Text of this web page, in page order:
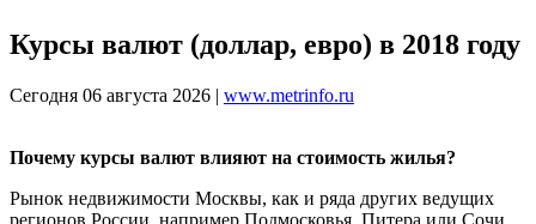
Курсы валют (доллар, евро) в 2018 году
Сегодня 06 августа 2026 | www.metrinfo.ru
Почему курсы валют влияют на стоимость жилья?
Рынок недвижимости Москвы, как и ряда других ведущих
регионов России, например Подмосковья, Питера или Сочи,